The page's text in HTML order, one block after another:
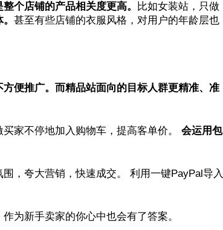
整个店铺的产品相关度更高。
比如女装站，只做
甚至有些店铺的衣服风格，对用户的年龄层也
便推广。而精品站面向的目标人群更精准、准
家不停地加入购物车，提高客单价。 会运用包
围，夸大营销，快速成交。 利用一键PayPal导入
为新手卖家的你心中也会有了答案。